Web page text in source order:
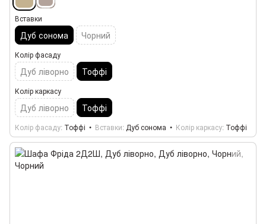
Вставки
Дуб сонома Чорний
Колір фасаду
Дуб ліворно Тоффі
Колір каркасу
Дуб ліворно Тоффі
Колір фасаду Тоффі Вставки Дуб сонома Колір каркасу Тоффі